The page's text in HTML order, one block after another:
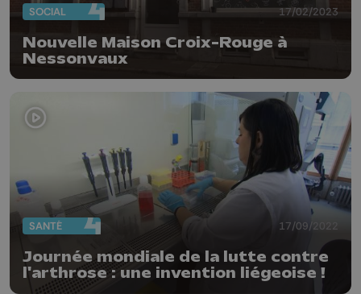
SOCIAL 17/02/2023
Nouvelle Maison Croix-Rouge à
Nessonvaux
SANTÉ 17/09/2022
Journée mondiale de la lutte contre
l'arthrose : une invention liégeoise !